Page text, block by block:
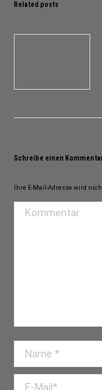
Related posts
Schreibe einen
Ihre E-Mail-Adresse wird
Kommentar
Name *
E-Mail *